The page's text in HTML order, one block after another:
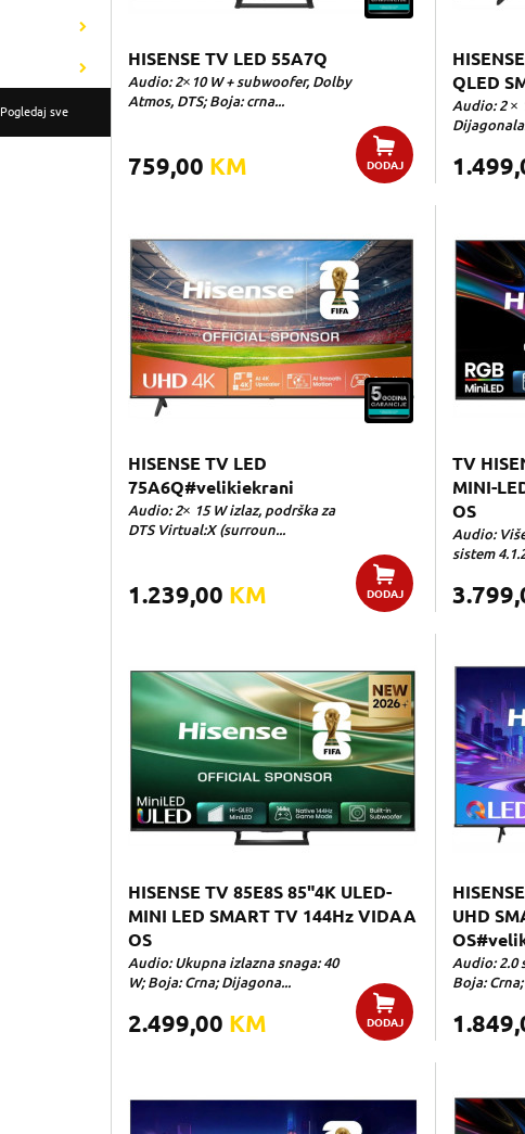
Pogledaj sve
HISENSE TV LED 55A7Q
Audio: 2×10 W + subwoofer, Dolby
Atmos, DTS; Boja: crna...
759,00 KM DODAJ
QLED
Audio: 2 ×
HISENSE TV LED
75A6Q#velikiekrani
Audio: 2× 15 W izlaz, podrška za
DTS Virtual:X (surroun...
1.239,00 KM DODAJ
TV
MINI-
OS
Audio:
sistem
HISENSE TV 85E8S 85"4K ULED-
MINI LED SMART TV 144Hz VIDAA
OS
Audio: Ukupna izlazna snaga: 40
W; Boja: Crna; Dijagona...
2.499,00 KM DODAJ
UHD
Audio: 2.0
Boja: